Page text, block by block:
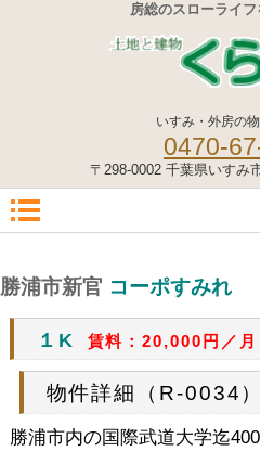
房総のスローライフ
いすみ・外房の
0470-
〒298-0002 千葉県いすみ
勝浦市新官 コーポすみれ
１K 賃料：20,000円／
物件詳細（R-0034）
勝浦市内の国際武道大学迄